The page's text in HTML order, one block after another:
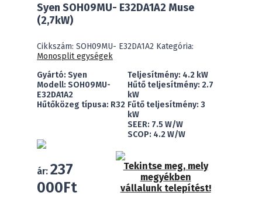
Syen SOH09MU- E32DA1A2 Muse
(2,7kW)
Cikkszám: SOH09MU- E32DA1A2 Kategória:
Monosplit egységek
Gyártó: Syen
Modell: SOH09MU-
E32DA1A2
Hűtőközeg típusa: R32
Teljesítmény: 4.2 kW
Hűtő teljesítmény: 2.7
kW
Fűtő teljesítmény: 3
kW
SEER: 7.5 W/W
SCOP: 4.2 W/W
ár: 237
000Ft
Tekintse meg, mely
megyékben
vállalunk telepítést!